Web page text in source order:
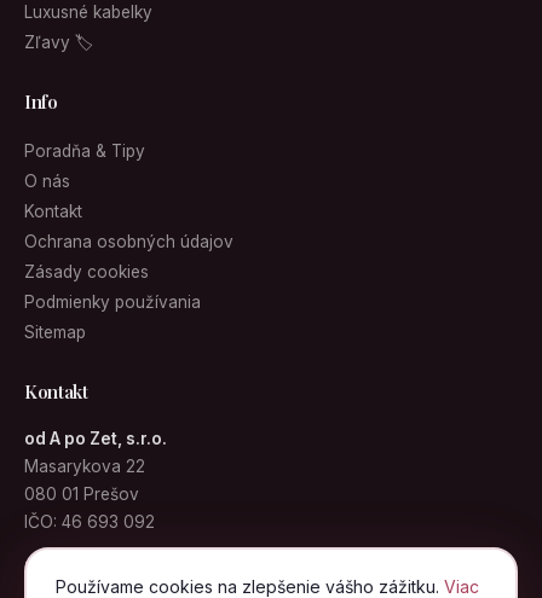
Používame cookies na zlepšenie vášho zážitku. Viac
Luxusné kabelky
Zľavy 🏷
Info
Poradňa & Tipy
O nás
Kontakt
Ochrana osobných údajov
Zásady cookies
Podmienky používania
Sitemap
Kontakt
od A po Zet, s.r.o.
Masarykova 22
080 01 Prešov
IČO: 46 693 092
info@kabelky.sk